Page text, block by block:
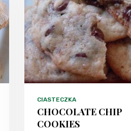
CIASTECZKA
CHOCOLATE CHIP
COOKIES